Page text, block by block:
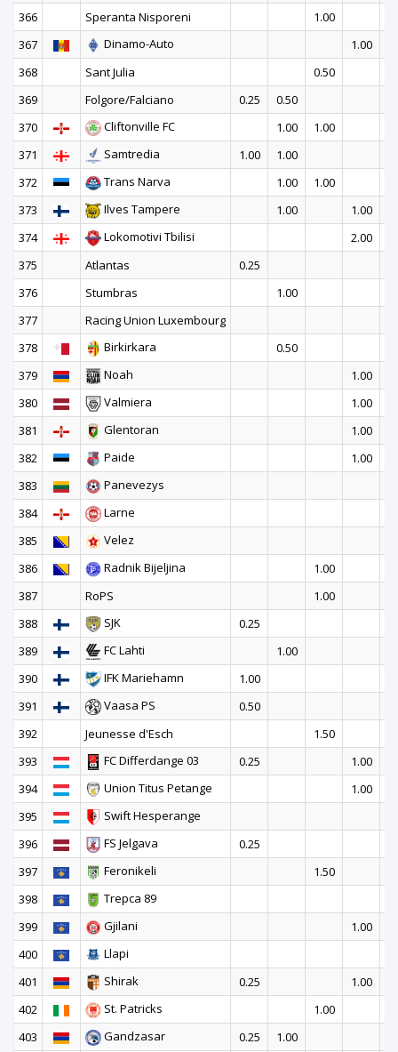
366
Speranta Nisporeni
1.00
367
Dinamo-Auto
1.00
368
Sant Julia 0.50
369
Folgore/Falciano 0.25 0.50
370
Cliftonville FC 1.00
1.00
371
Samtredia 1.00
1.00
372
Trans Narva 1.00
1.00
373
Ilves Tampere 1.00
1.00
374
Lokomotivi Tbilisi
2.00
375
Atlantas
0.25
376
Stumbras
1.00
377
Racing Union Luxembourg
378
Birkirkara 0.50
379
Noah 1.00
380
Valmiera 1.00
381
Glentoran 1.00
382
Paide 1.00
383
Panevezys
384
Larne
385
Velez
386
Radnik Bijeljina
1.00
387
RoPS
1.00
388
SJK
0.25
389
FC Lahti
1.00
390
IFK Mariehamn
1.00
391
Vaasa PS
0.50
392
Jeunesse d'Esch
1.50
393
FC Differdange 03 0.25
1.00
394
Union Titus Petange
1.00
395
Swift Hesperange
396
FS Jelgava
0.25
397
Feronikeli
1.50
398
Trepca 89
399
Gjilani
1.00
400
Llapi
401
Shirak 0.25
1.00
402
St. Patricks
1.00
403
Gandzasar 0.25
1.00